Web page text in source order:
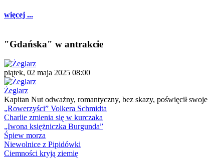
więcej ...
"Gdańska" w antrakcie
piątek, 02 maja 2025 08:00
Żeglarz
Kapitan Nut odważny, romantyczny, bez skazy, poświęcił swoje
„Rowerzyści” Volkera Schmidta
Charlie zmienia się w kurczaka
„Iwona księżniczka Burgunda”
Śpiew morza
Niewolnice z Pipidówki
Ciemności kryją ziemię